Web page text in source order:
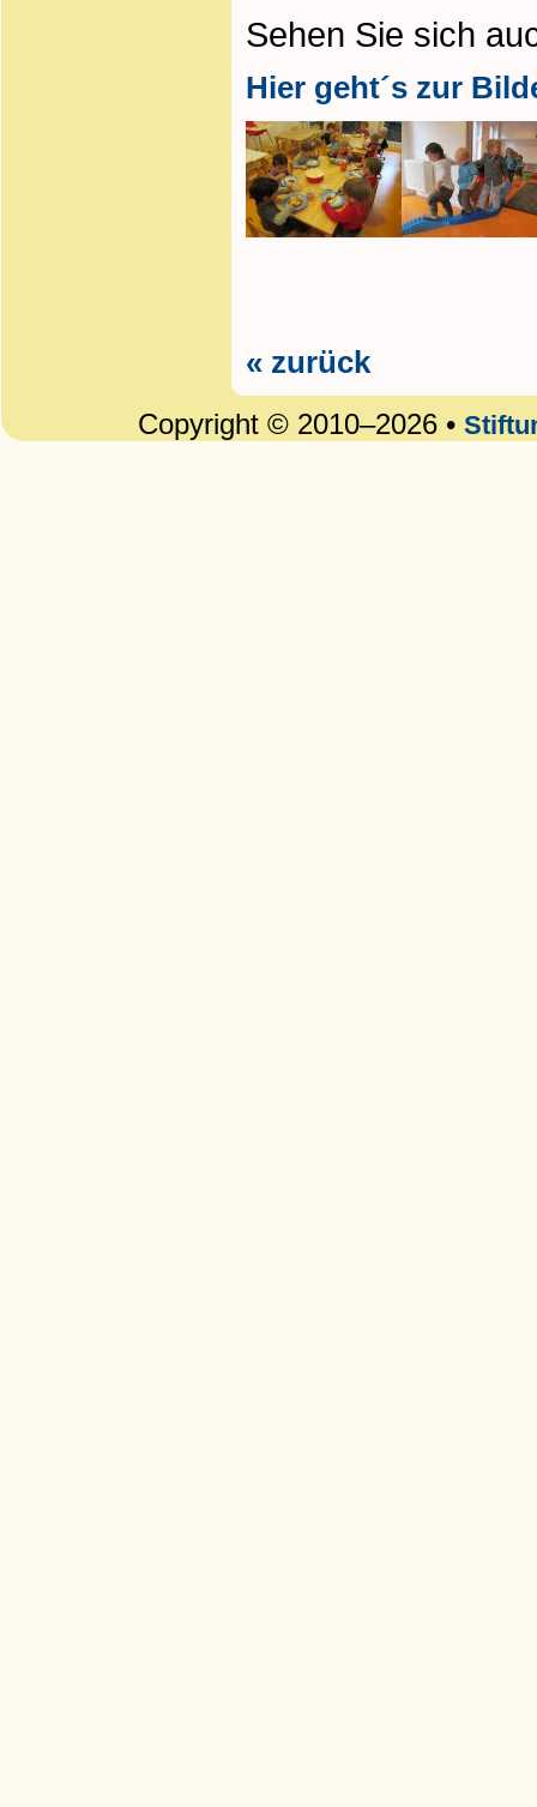
Sehen Sie sich
Hier geht´s zur
« zurück
Copyright © 2010–2026 •